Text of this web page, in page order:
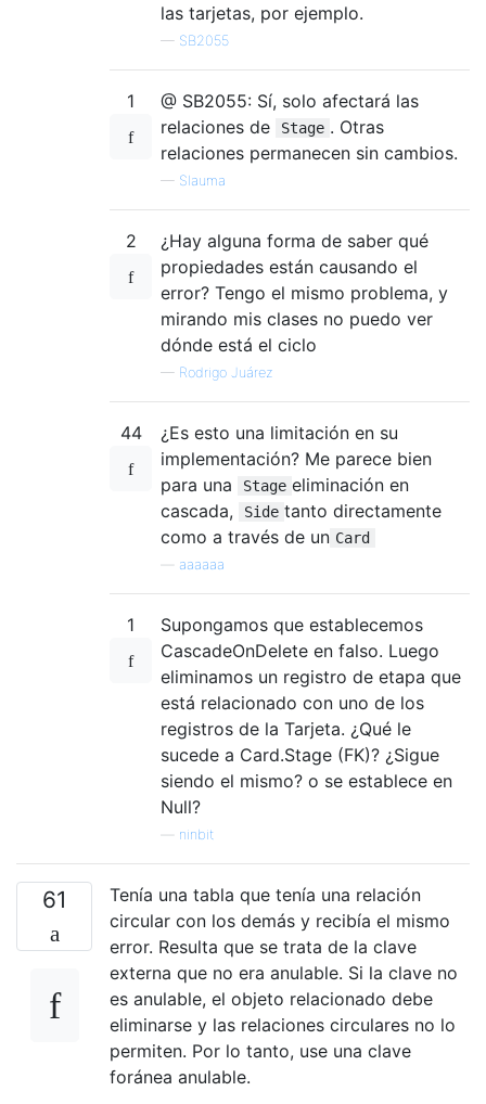
las tarjetas, por ejemplo.
— SB2055
1
@ SB2055: Sí, solo afectará las
relaciones de
Stage . Otras
relaciones permanecen sin cambios.
— Slauma
2
¿Hay alguna forma de saber qué
propiedades están causando el
error? Tengo el mismo problema, y ​​
mirando mis clases no puedo ver
dónde está el ciclo
— Rodrigo Juárez
44
¿Es esto una limitación en su
implementación? Me parece bien
para una
Stage eliminación en
cascada,
Side tanto directamente
como a través de un Card
aaaaaa
1
Supongamos que establecemos
CascadeOnDelete en falso. Luego
eliminamos un registro de etapa que
está relacionado con uno de los
registros de la Tarjeta. ¿Qué le
sucede a Card.Stage (FK)? ¿Sigue
siendo el mismo? o se establece en
Null?
ninbit
61
Tenía una tabla que tenía una relación
circular con los demás y recibía el mismo
error. Resulta que se trata de la clave
externa que no era anulable. Si la clave no
es anulable, el objeto relacionado debe
eliminarse y las relaciones circulares no lo
permiten. Por lo tanto, use una clave
foránea anulable.